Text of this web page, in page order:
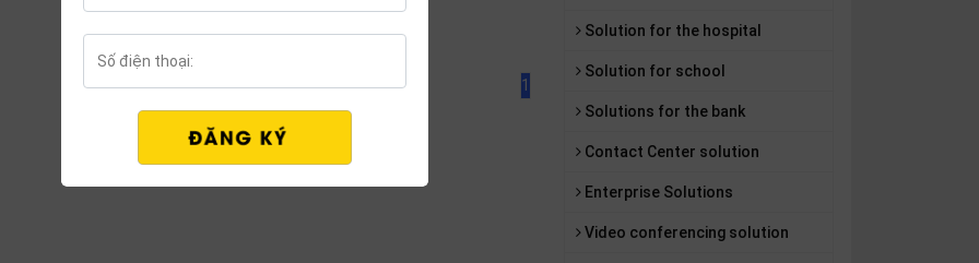
1
Solution for the hospital
Solution for school
Solutions for the bank
Contact Center solution
Enterprise Solutions
Video conferencing solution